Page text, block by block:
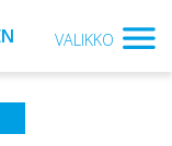
VALIKKO